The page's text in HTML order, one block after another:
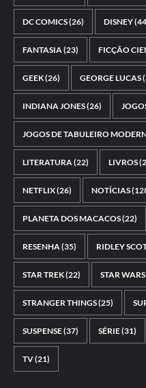
DC COMICS(26) DISNEY
FANTASIA(23) FICÇÃO
GEEK(26) GEORGE LUCAS
INDIANA JONES(26)
JOGOS DE TABULEIRO
LITERATURA(22) LIVROS
NETFLIX(26) NOTÍCIAS
PLANETA DOS MACACOS(22)
RESENHA(35) RIDLEY
STAR TREK(22) STAR WARS
STRANGER THINGS(25)
SUSPENSE(37) SÉRIE(31)
TV(21)